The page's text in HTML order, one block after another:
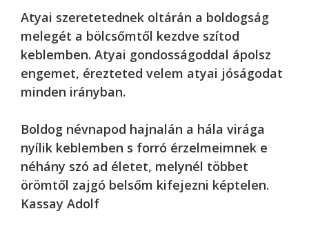
Atyai szeretetednek oltárán a boldogság
melegét a bölcsőmtől kezdve szítod
keblemben. Atyai gondosságoddal ápolsz
engemet, érezteted velem atyai jóságodat
minden irányban.
Boldog névnapod hajnalán a hála virága
nyílik keblemben s forró érzelmeimnek e
néhány szó ad életet, melynél többet
örömtől zajgó belsőm kifejezni képtelen.
Kassay Adolf